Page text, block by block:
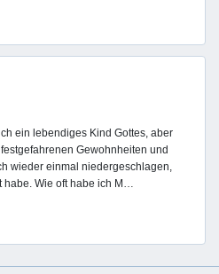
ein lebendiges Kind Gottes, aber
Gewohnheiten und
wieder einmal niedergeschlagen,
Wie oft habe ich M…